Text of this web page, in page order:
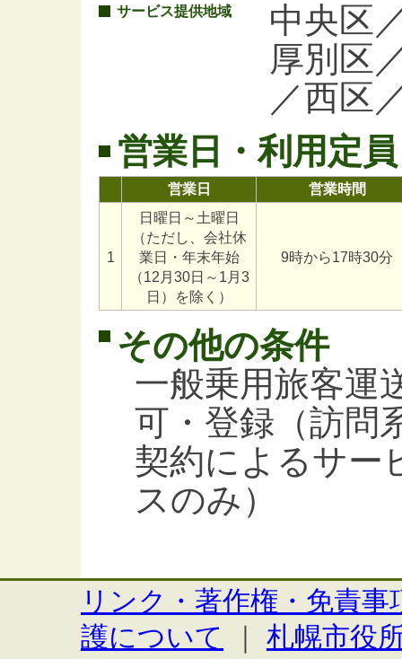
サービス提供地域
中央区
厚別区
／西区
営業日・利用定員
営業日 営業時間
1
日曜日～土曜日
（ただし、会社休
業日・年末年始
（12月30日～1月3
日）を除く）
9時から17時30分
その他の条件
一般乗用旅客運
可・登録（訪問
契約によるサー
スのみ）
リンク・著作権・免責事
護について
札幌市役